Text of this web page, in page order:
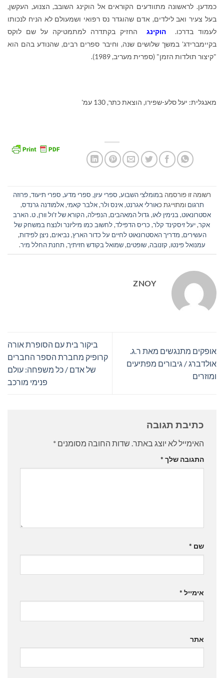
כמדען. לראשונה מתוודעים הקוראים אל הוקינג השובב, הצנוע, העקשן,
בעל צעיר ואב לילדים, אדם שהוגדר נס רפואי ושמעולם לא הניח לנכותו
לעמוד בדרכו.
הוקינג החזיק בקתדרה למתמטיקה על שם לוקס
בקיימברידג' במשך שלושים שנה, וחיבר ספרים רבים, שהנודע בהם הוא
"קיצור תולדות הזמן" (ספרית מעריב, 1989).
מאנגלית: יעל סלע-שפירו, הוצאת כתר, 130 עמ'
רשומה זו פורסמה במומלצי השבוע, ספרי עיון, ספרי מדע, ספרי תיעוד,פרוזה
תרגום ומתוייגת כאורלי אגרנט,אינס ולר,אלבר קאמי,אלמודנה גרנדס,
אסטרונאוט,בנימין לאו, גדול המאהבים,הנפילה,הקורא של ז'ול וורן,ט. הארב
אקר,יעל זיסקינד קלר, כריס הדפילד,לחשוב כמו מיליונר ולנצח במשחק של
העשירים, מדריך האסטרונאוט לחיים על כדור הארץ, נביאים, ניצן לפידות,
עמנואל פינטו, קזנובה,שופטים,שמואל בקודש חזיתיך, תחנת החלל מיר.
ZNOY
אופקים מתנגשים מאת ר.ג.
אולדברג / גיבורים מפתיעים
ומוזרים
ביקור בית עם הסופרת אורה
קרופיק מחברת הספר החברים
של אדם / כל משפחה: עולם
פנימי מורכב
כתיבת תגובה
האימייל לא יוצג באתר. שדות החובה מסומנים *
התגובה שלך *
שם *
אימייל *
אתר